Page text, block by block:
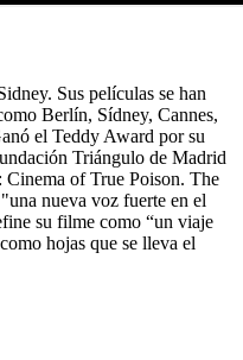
Sus películas se han
Berlín, Sídney, Cannes,
el Teddy Award por su
Triángulo de Madrid
Cinema of True Poison. The
nueva voz fuerte en el
su filme como “un viaje
hojas que se lleva el